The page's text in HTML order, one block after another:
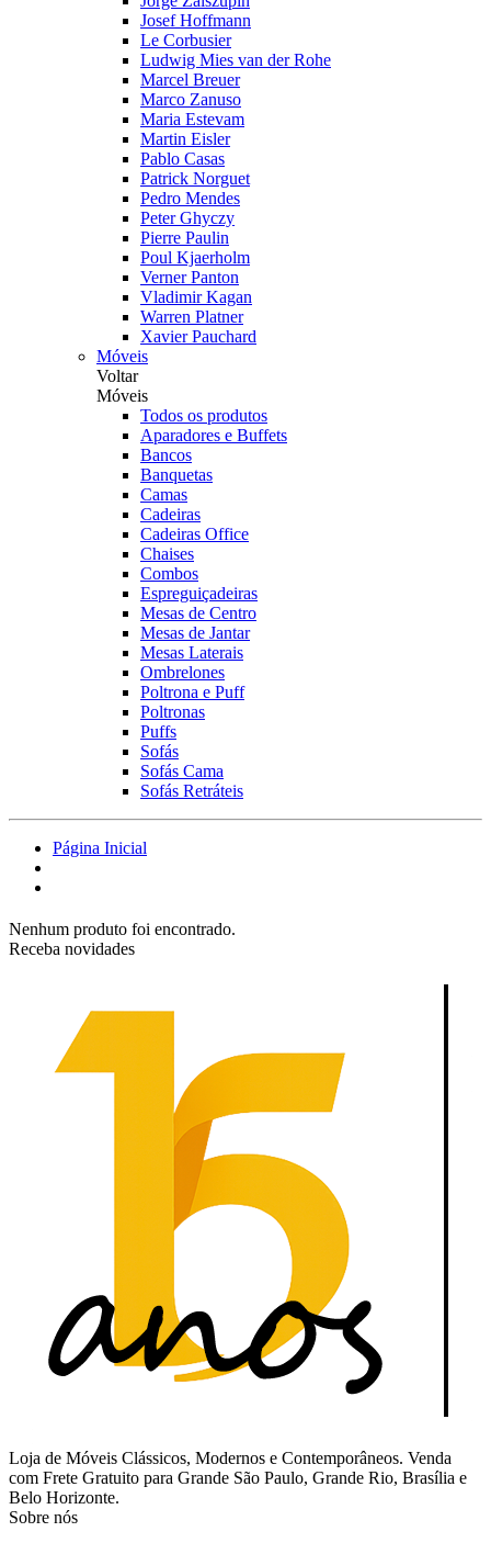
Josef Hoffmann
Le Corbusier
Ludwig Mies van der Rohe
Marcel Breuer
Marco Zanuso
Maria Estevam
Martin Eisler
Pablo Casas
Patrick Norguet
Pedro Mendes
Peter Ghyczy
Pierre Paulin
Poul Kjaerholm
Verner Panton
Vladimir Kagan
Warren Platner
Xavier Pauchard
Móveis
Voltar
Móveis
Todos os produtos
Aparadores e Buffets
Bancos
Banquetas
Camas
Cadeiras
Cadeiras Office
Chaises
Combos
Espreguiçadeiras
Mesas de Centro
Mesas de Jantar
Mesas Laterais
Ombrelones
Poltrona e Puff
Poltronas
Puffs
Sofás
Sofás Cama
Sofás Retráteis
Página Inicial
Nenhum produto foi encontrado.
Receba novidades
Loja de Móveis Clássicos, Modernos e Contemporâneos. Venda
com Frete Gratuito para Grande São Paulo, Grande Rio, Brasília e
Belo Horizonte.
Sobre nós